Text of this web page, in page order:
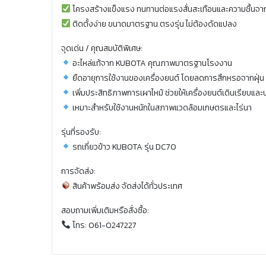
โครงสร้างแข็งแรง ทนทานต่อแรงสั่นสะเทือนและความชื้นจา
ติดตั้งง่าย ขนาดมาตรฐาน ตรงรุ่น ไม่ต้องดัดแปลง
จุดเด่น / คุณสมบัติพิเศษ:
อะไหล่แท้จาก KUBOTA คุณภาพมาตรฐานโรงงาน
ยืดอายุการใช้งานของเครื่องยนต์ โดยลดการสึกหรอจากฝุ่น
เพิ่มประสิทธิภาพการเผาไหม้ ช่วยให้เครื่องยนต์เดินเรียบแล
เหมาะสำหรับใช้งานหนักในสภาพแวดล้อมเกษตรและไร่นา
รุ่นที่รองรับ:
รถเกี่ยวข้าว KUBOTA รุ่น DC70
การจัดส่ง:
สินค้าพร้อมส่ง จัดส่งได้ทั่วประเทศ
สอบถามเพิ่มเติมหรือสั่งซื้อ:
โทร: 061-0247227